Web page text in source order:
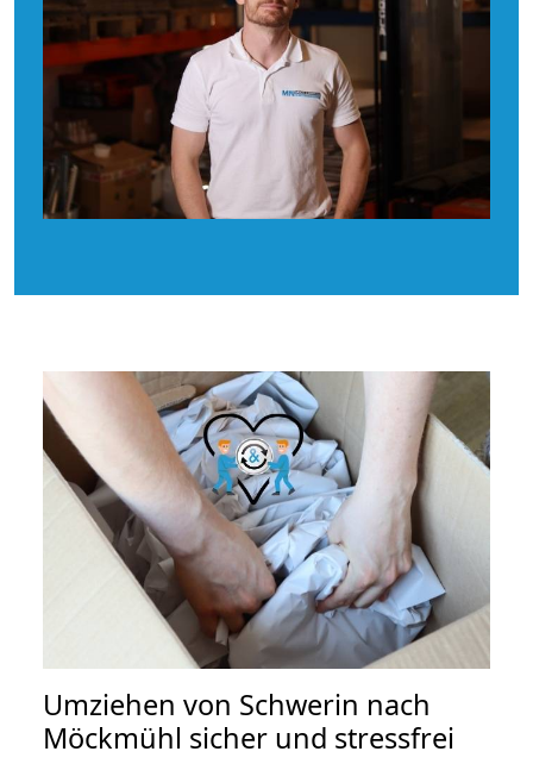
Umziehen von Schwerin nach
Möckmühl sicher und stressfrei